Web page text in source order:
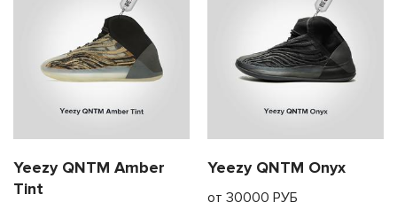
Yeezy QNTM Amber
Tint
Yeezy QNTM Onyx
от 30000 РУБ